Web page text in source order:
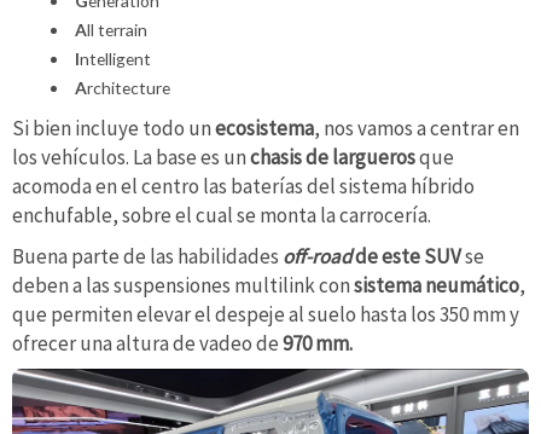
All terrain
Intelligent
Architecture
Si bien incluye todo unecosistema, nos vamos a centrar en
los vehículos. La base es unchasis de larguerosque
acomoda en el centro las baterías del sistema híbrido
enchufable, sobre el cual se monta la carrocería.
Buena parte de las habilidades off-roadde este SUVse
deben a las suspensiones multilink consistema neumático,
que permiten elevar el despeje al suelo hasta los 350 mm y
ofrecer una altura de vadeo de970 mm.